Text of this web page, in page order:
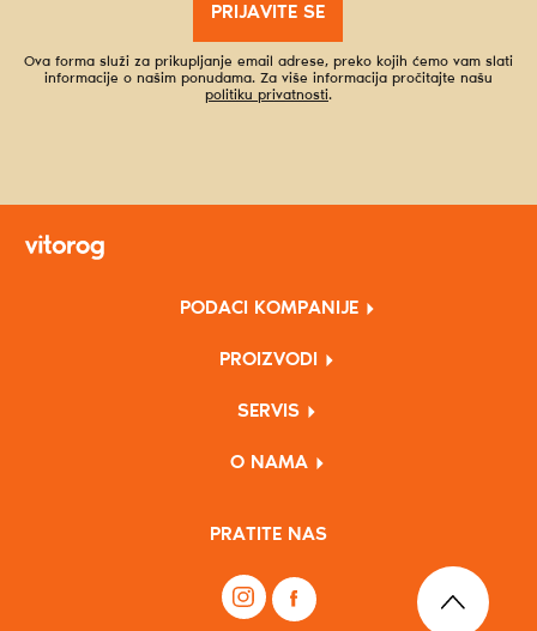
PRIJAVITE SE
Ova forma služi za prikupljanje email adrese, preko kojih ćemo vam slati
informacije o našim ponudama. Za više informacija pročitajte našu
politiku privatnosti.
PODACI KOMPANIJE
PROIZVODI
SERVIS
O NAMA
PRATITE NAS